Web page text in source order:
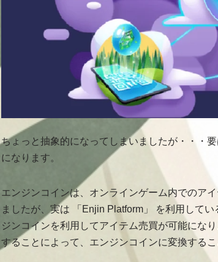
ちょっと抽象的になってしまいましたが・・・
になります。
エンジンコインは、オンラインゲーム内でのア
ましたが、実は 「Enjin Platform」 を利用して
ジンコインを利用してアイテム売買が可能にな
することによって、エンジンコインに変換する